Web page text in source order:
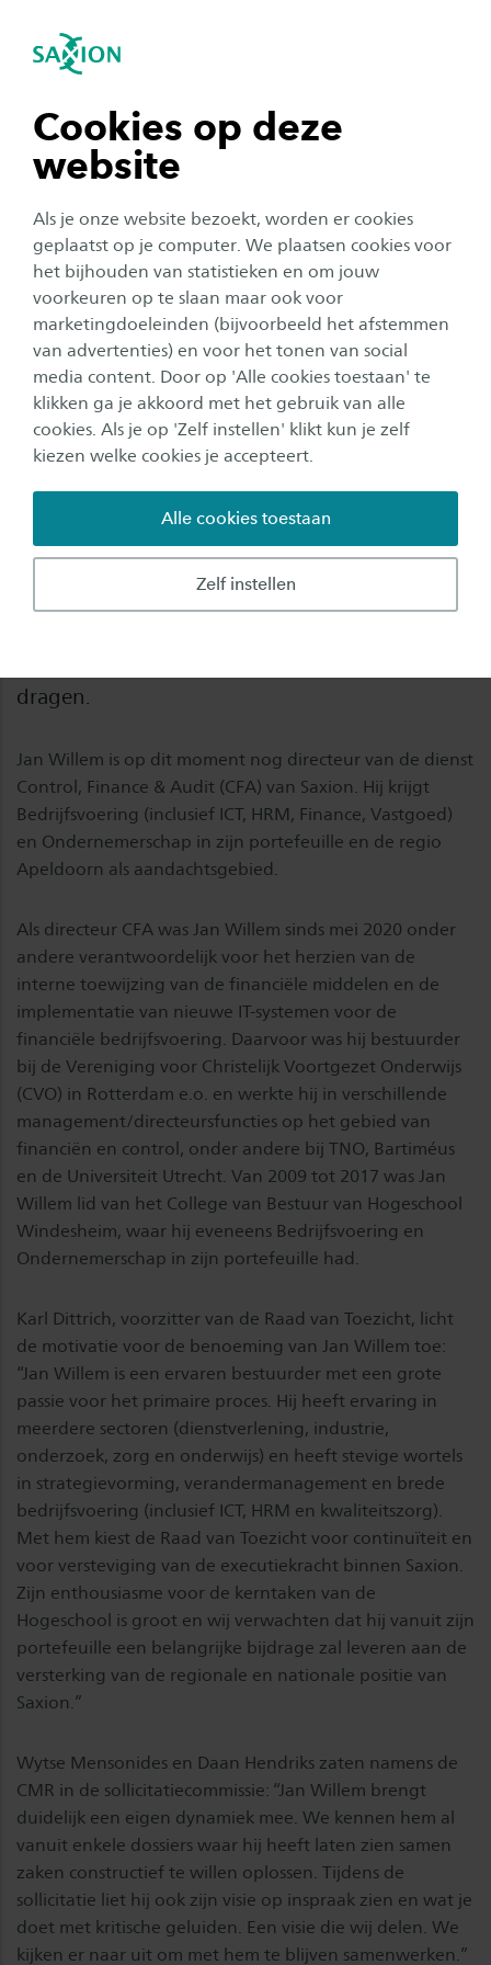
Cookies op deze
website
Als je onze website bezoekt, worden er cookies
geplaatst op je computer. We plaatsen cookies voor
het bijhouden van statistieken en om jouw
voorkeuren op te slaan maar ook voor
marketingdoeleinden (bijvoorbeeld het afstemmen
van advertenties) en voor het tonen van social
media content. Door op 'Alle cookies toestaan' te
klikken ga je akkoord met het gebruik van alle
cookies. Als je op 'Zelf instellen' klikt kun je zelf
kiezen welke cookies je accepteert.
Zelf instellen
Alle cookies toestaan
Navigatie openen
tonen
tonen
tonen
tonen
sluiten
Corporate
Jan Willem Meinsma
benoemd tot lid College van
Bestuur Saxion
10 februari 2022 Leestijd: 2 Minuten
De Raad van Toezicht heeft Jan Willem Meinsma
per 1 mei 2022 benoemd tot lid van het College
van Bestuur van Saxion. Hij volgt Ineke van
dragen.
Jan Willem is op dit moment nog directeur van de dienst
Control, Finance & Audit (CFA) van Saxion. Hij krijgt
Bedrijfsvoering (inclusief ICT, HRM, Finance, Vastgoed)
en Ondernemerschap in zijn portefeuille en de regio
Apeldoorn als aandachtsgebied.
Als directeur CFA was Jan Willem sinds mei 2020 onder
andere verantwoordelijk voor het herzien van de
interne toewijzing van de financiële middelen en de
implementatie van nieuwe IT-systemen voor de
financiële bedrijfsvoering. Daarvoor was hij bestuurder
bij de Vereniging voor Christelijk Voortgezet Onderwijs
(CVO) in Rotterdam e.o. en werkte hij in verschillende
management/directeursfuncties op het gebied van
financiën en control, onder andere bij TNO, Bartiméus
en de Universiteit Utrecht. Van 2009 tot 2017 was Jan
Willem lid van het College van Bestuur van Hogeschool
Windesheim, waar hij eveneens Bedrijfsvoering en
Ondernemerschap in zijn portefeuille had.
Karl Dittrich, voorzitter van de Raad van Toezicht, licht
de motivatie voor de benoeming van Jan Willem toe:
“Jan Willem is een ervaren bestuurder met een grote
passie voor het primaire proces. Hij heeft ervaring in
meerdere sectoren (dienstverlening, industrie,
onderzoek, zorg en onderwijs) en heeft stevige wortels
in strategievorming, verandermanagement en brede
bedrijfsvoering (inclusief ICT, HRM en kwaliteitszorg).
Met hem kiest de Raad van Toezicht voor continuïteit en
voor versteviging van de executiekracht binnen Saxion.
Zijn enthousiasme voor de kerntaken van de
Hogeschool is groot en wij verwachten dat hij vanuit zijn
portefeuille een belangrijke bijdrage zal leveren aan de
versterking van de regionale en nationale positie van
Saxion.”
Wytse Mensonides en Daan Hendriks zaten namens de
CMR in de sollicitatiecommissie: “Jan Willem brengt
duidelijk een eigen dynamiek mee. We kennen hem al
vanuit enkele dossiers waar hij heeft laten zien samen
zaken constructief te willen oplossen. Tijdens de
sollicitatie liet hij ook zijn visie op inspraak zien en wat je
doet met kritische geluiden. Een visie die wij delen. We
kijken er naar uit om met hem te blijven samenwerken.”